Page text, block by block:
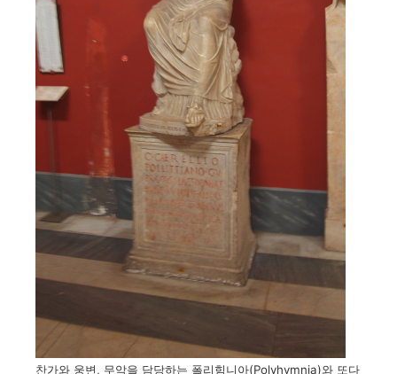
찬가와 웅변, 무악을 담당하는 폴리힘니아(Polyhymnia)와 또다